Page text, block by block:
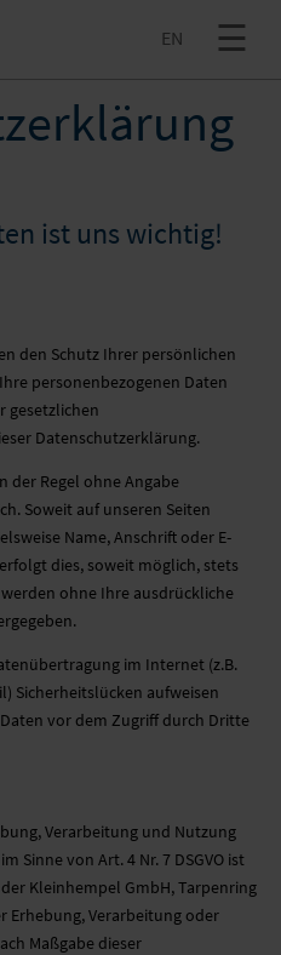
EN
ist uns wichtig!
den Schutz Ihrer persönlichen
personenbezogenen Daten
gesetzlichen
Datenschutzerklärung.
der Regel ohne Angabe
Soweit auf unseren Seiten
Name, Anschrift oder E-
dies, soweit möglich, stets
ohne Ihre ausdrückliche
im Internet (z.B.
Sicherheitslücken aufweisen
vor dem Zugriff durch Dritte
Verarbeitung und Nutzung
Sinne von Art. 4 Nr. 7 DSGVO ist
Kleinhempel GmbH, Tarpenring
Erhebung, Verarbeitung oder
Maßgabe dieser